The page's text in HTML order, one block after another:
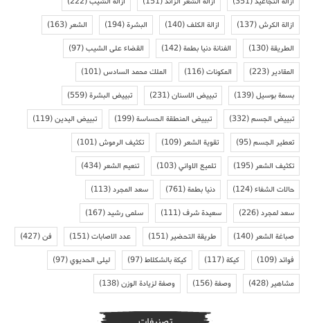
ازالة الكرش(137) ازالة الكلف(140) البشرة(194) الشعر(163)
الطريقة(130) الفنانة دنيا بطمة(142) القضاء على الشيب(97)
المقادير(223) المكونات(116) الملك محمد السادس(101)
بسمة بوسيل(139) تبييض الاسنان(231) تبييض البشرة(559)
تبييض الجسم(332) تبييض المنطقة الحساسة(199) تبييض اليدين(119)
تعطير الجسم(95) تقوية الشعر(109) تكثيف الرموش(101)
تكثيف الشعر(195) تلميع الاواني(103) تنعيم الشعر(434)
حالات الشفاء(124) دنيا بطمة(761) سعد المجرد(113)
سعد لمجرد(226) سعيدة شرف(111) سلمى رشيد(167)
صباغة الشعر(140) طريقة التحضير(151) عدد الاصابات(151) فن(427)
فوائد(109) كيكة(117) كيكة بالشكلاط(97) ليلى الحديوي(97)
مشاهير(428) وصفة(156) وصفة لزيادة الوزن(138)